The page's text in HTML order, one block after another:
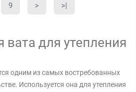
9 > >|
для утепления
одним из самых востребованных
Используется она для утепления